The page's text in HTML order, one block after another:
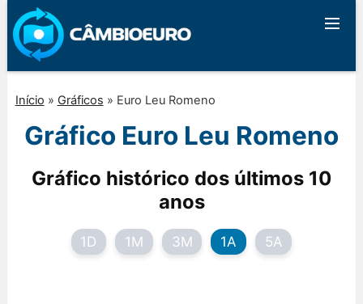
Início » Gráficos » Euro Leu Romeno
Gráfico Euro Leu Romeno
Gráfico histórico dos últimos 10
anos
1D 1M 3M 1A 5A